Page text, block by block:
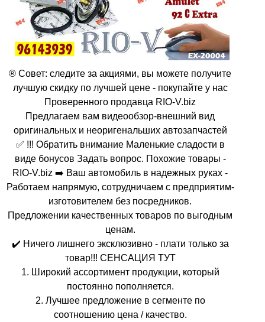
® Совет: следите за акциями, вы можете получите
лучшую скидку по лучшей цене - покупайте у нас
Проверенного продавца RIO-V.biz
Предлагаем вам видеообзор-внешний вид
оригинальных и неоригенальших автозапчастей
✅ !!! Обратить внимание Маленькие сладости в
виде бонусов Задать вопрос. Похожие товары -
RIO-V.biz ➡️ Ваш автомобиль в надежных руках -
Работаем напрямую, сотрудничаем с предприятим-
изготовителем без посредников.
Предложении качественных товаров по выгодным
ценам.
✔️ Ничего лишнего эксклюзивно - плати только за
товар!!! СЕНСАЦИЯ ТУТ
1. Широкий ассортимент продукции, который
постоянно пополняется.
2. Лучшее предложение в сегменте по
соотношению цена / качество.